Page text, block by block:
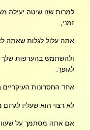
למרות שזו שיטה יעילה
זמני,
אתה עלול לגלות שאתה
ולהשתמש בהעדפות שלך
לגופך.
אחד החסרונות
לא רצוי הוא שעליו
אם אתה מסתמך על